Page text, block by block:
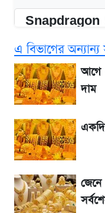
Snapdragon
SSC Result
ফল
১৮০ দিনের মূল্যায়ন
জেনে নিন আজকের
আগে দেখে নিন,
এ বিভাগের অন্যান্য
আগে
দাম